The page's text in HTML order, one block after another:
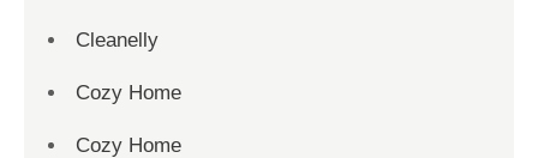
Cleanelly
Cozy Home
Cozy Home